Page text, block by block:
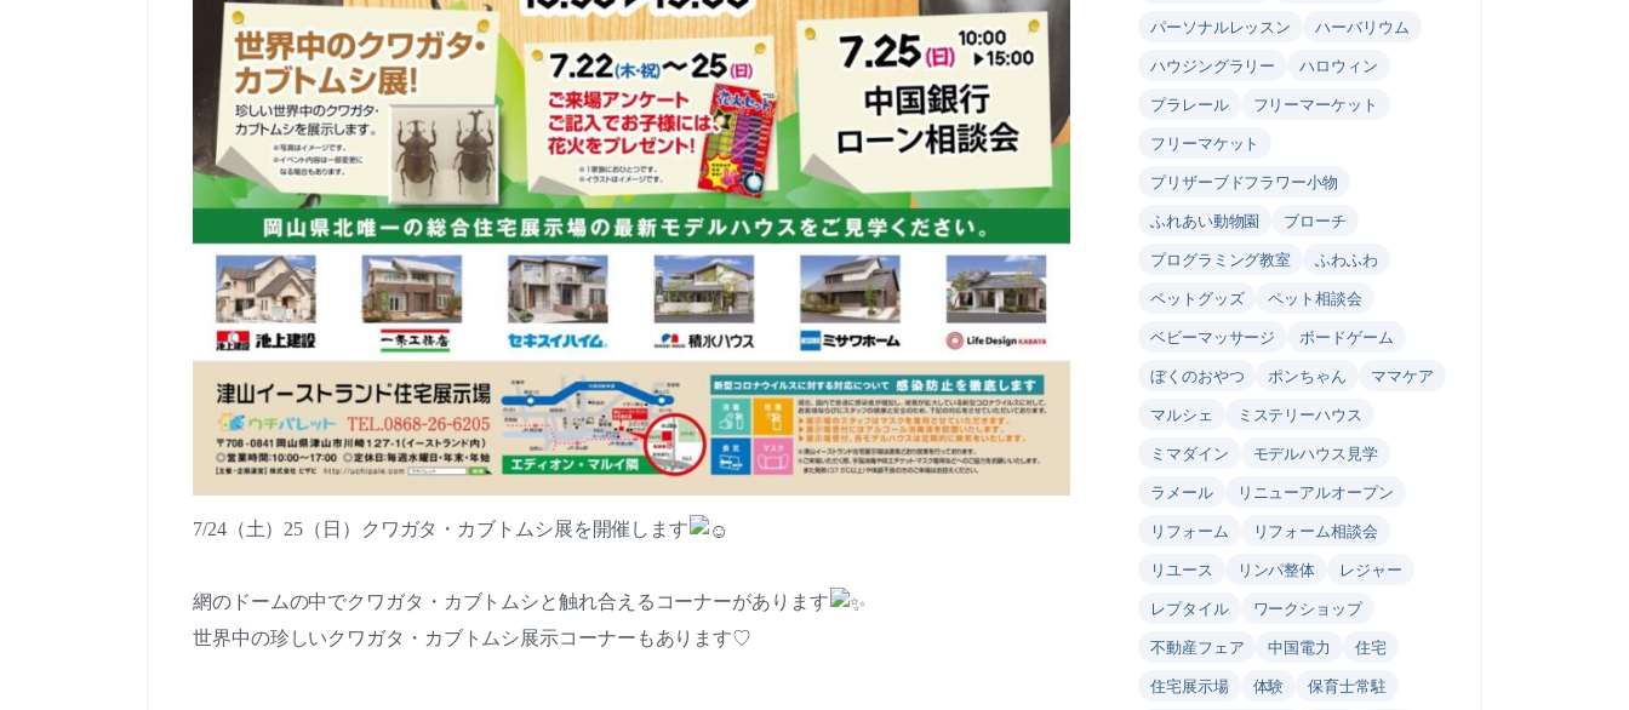
7/24（土）25（日）クワガタ・カブトムシ展を開催します
網のドームの中でクワガタ・カブトムシと触れ合えるコーナーがあります
世界中の珍しいクワガタ・カブトムシ展示コーナーもあります♡
パーソナルレッスン
ハーバリウム
ハウジングラリー
ハロウィン
プラレール
フリーマーケット
フリーマケット
プリザーブドフラワー小物
ふれあい動物園
ブローチ
プログラミング教室
ふわふわ
ペットグッズ
ペット相談会
ベビーマッサージ
ボードゲーム
ぼくのおやつ
ポンちゃん
ママケア
マルシェ
ミステリーハウス
ミマダイン
モデルハウス見学
ラメール
リニューアルオープン
リフォーム
リフォーム相談会
リユース
リンパ整体
レジャー
レプタイル
ワークショップ
不動産フェア
中国電力
住宅
住宅展示場
体験
保育士常駐